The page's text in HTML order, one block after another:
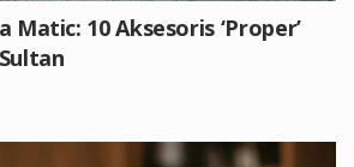
Matic: 10 Aksesoris ‘Proper’